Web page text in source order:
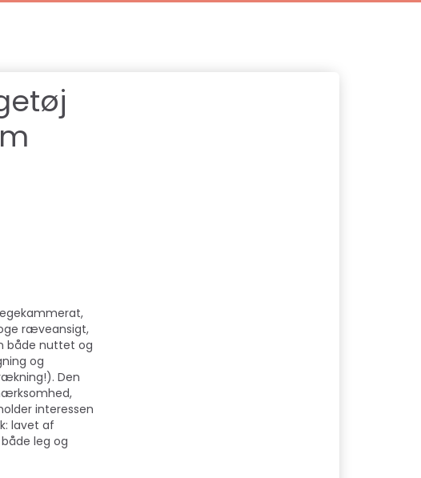
ræveansigt,
både nuttet og
og
Den
interessen
lavet af
leg og